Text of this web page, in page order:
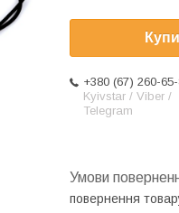
+380 (67) 260-
Kyivstar / Viber /
Telegram
повернення